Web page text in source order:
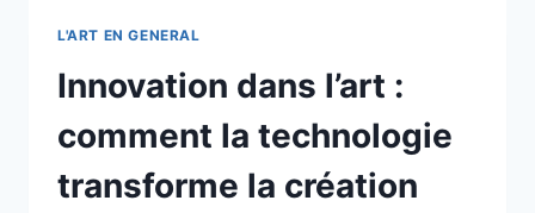
L'ART EN GENERAL
Innovation dans l’art :
comment la technologie
transforme la création